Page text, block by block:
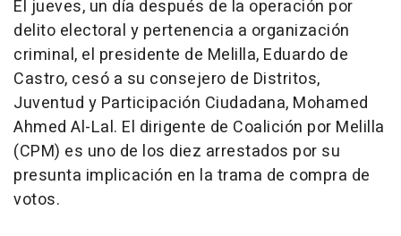
El jueves, un día después de la operación por
delito electoral y pertenencia a organización
criminal, el presidente de Melilla, Eduardo de
Castro, cesó a su consejero de Distritos,
Juventud y Participación Ciudadana, Mohamed
Ahmed Al-Lal. El dirigente de Coalición por Melilla
(CPM) es uno de los diez arrestados por su
presunta implicación en la trama de compra de
votos.